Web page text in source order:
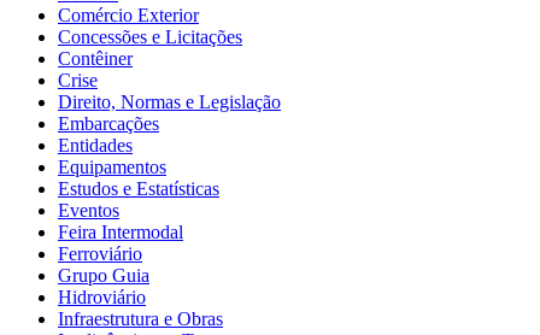
Comércio Exterior
Concessões e Licitações
Contêiner
Crise
Direito, Normas e Legislação
Embarcações
Entidades
Equipamentos
Estudos e Estatísticas
Eventos
Feira Intermodal
Ferroviário
Grupo Guia
Hidroviário
Infraestrutura e Obras